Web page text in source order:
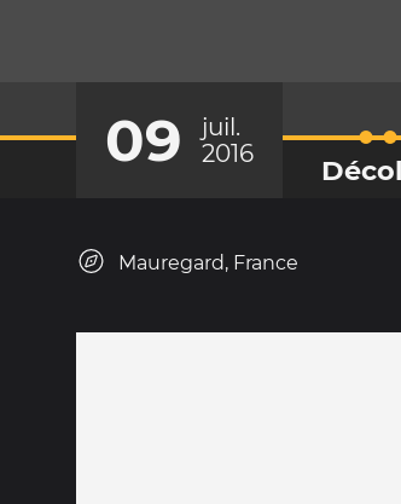
09
juil.
2016
Mauregard, France